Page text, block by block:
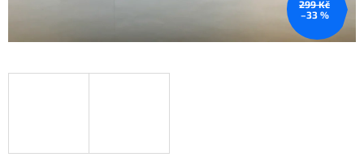
299 Kč
–33 %